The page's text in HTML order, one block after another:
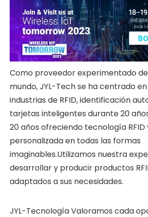
Como proveedor experimentado de
mundo, JYL-Tech se ha centrado
industrias de RFID, identificación
tarjetas inteligentes durante 20
20 años ofreciendo tecnología RFID
personalizada en todas las formas
imaginables.Utilizamos nuestra
desarrollar y producir productos
adaptados a sus necesidades.
JYL-TecnologíaValoramos cada